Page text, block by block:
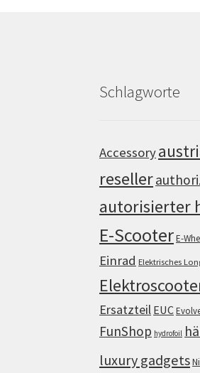
Schlagworte
Accessory
reseller
autorisierter
E-ScooterE-
Einrad Elektrisches
Ersatzteil EUC
FunShop hydrofoil
luxury gadgets